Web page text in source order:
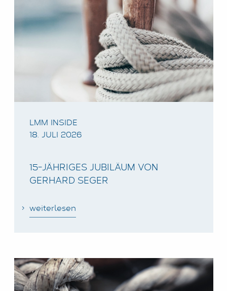
DATENSCHUTZ
IMPRESSUM
LMM INSIDE
18. JULI 2026
15-JÄHRIGES JUBILÄUM VON
GERHARD SEGER
weiterlesen